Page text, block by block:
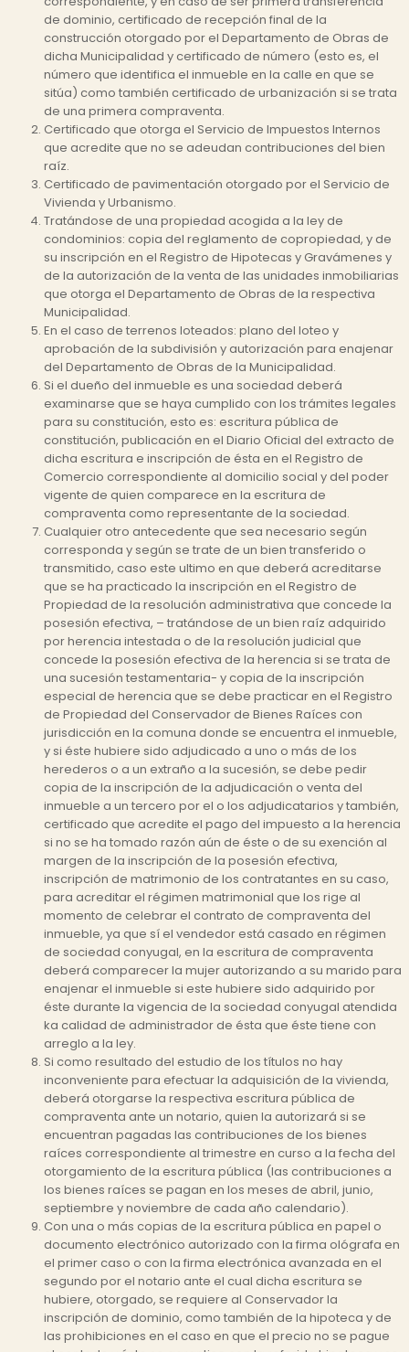
de dominio, certificado de recepción final de la
construcción otorgado por el Departamento de Obras de
dicha Municipalidad y certificado de número (esto es, el
número que identifica el inmueble en la calle en que se
sitúa) como también certificado de urbanización si se trata
de una primera compraventa.
Certificado que otorga el Servicio de Impuestos Internos
que acredite que no se adeudan contribuciones del bien
raíz.
Certificado de pavimentación otorgado por el Servicio de
Vivienda y Urbanismo.
Tratándose de una propiedad acogida a la ley de
condominios: copia del reglamento de copropiedad, y de
su inscripción en el Registro de Hipotecas y Gravámenes y
de la autorización de la venta de las unidades inmobiliarias
que otorga el Departamento de Obras de la respectiva
Municipalidad.
En el caso de terrenos loteados: plano del loteo y
aprobación de la subdivisión y autorización para enajenar
del Departamento de Obras de la Municipalidad.
Si el dueño del inmueble es una sociedad deberá
examinarse que se haya cumplido con los trámites legales
para su constitución, esto es: escritura pública de
constitución, publicación en el Diario Oficial del extracto de
dicha escritura e inscripción de ésta en el Registro de
Comercio correspondiente al domicilio social y del poder
vigente de quien comparece en la escritura de
compraventa como representante de la sociedad.
Cualquier otro antecedente que sea necesario según
corresponda y según se trate de un bien transferido o
transmitido, caso este ultimo en que deberá acreditarse
que se ha practicado la inscripción en el Registro de
Propiedad de la resolución administrativa que concede la
posesión efectiva, – tratándose de un bien raíz adquirido
por herencia intestada o de la resolución judicial que
concede la posesión efectiva de la herencia si se trata de
una sucesión testamentaria- y copia de la inscripción
especial de herencia que se debe practicar en el Registro
de Propiedad del Conservador de Bienes Raíces con
jurisdicción en la comuna donde se encuentra el inmueble,
y si éste hubiere sido adjudicado a uno o más de los
herederos o a un extraño a la sucesión, se debe pedir
copia de la inscripción de la adjudicación o venta del
inmueble a un tercero por el o los adjudicatarios y también,
certificado que acredite el pago del impuesto a la herencia
si no se ha tomado razón aún de éste o de su exención al
margen de la inscripción de la posesión efectiva,
inscripción de matrimonio de los contratantes en su caso,
para acreditar el régimen matrimonial que los rige al
momento de celebrar el contrato de compraventa del
inmueble, ya que sí el vendedor está casado en régimen
de sociedad conyugal, en la escritura de compraventa
deberá comparecer la mujer autorizando a su marido para
enajenar el inmueble si este hubiere sido adquirido por
éste durante la vigencia de la sociedad conyugal atendida
ka calidad de administrador de ésta que éste tiene con
arreglo a la ley.
Si como resultado del estudio de los títulos no hay
inconveniente para efectuar la adquisición de la vivienda,
deberá otorgarse la respectiva escritura pública de
compraventa ante un notario, quien la autorizará si se
encuentran pagadas las contribuciones de los bienes
raíces correspondiente al trimestre en curso a la fecha del
otorgamiento de la escritura pública (las contribuciones a
los bienes raíces se pagan en los meses de abril, junio,
septiembre y noviembre de cada año calendario).
Con una o más copias de la escritura pública en papel o
documento electrónico autorizado con la firma ológrafa en
el primer caso o con la firma electrónica avanzada en el
segundo por el notario ante el cual dicha escritura se
hubiere, otorgado, se requiere al Conservador la
inscripción de dominio, como también de la hipoteca y de
las prohibiciones en el caso en que el precio no se pague